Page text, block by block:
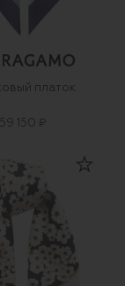
платок
59 150 ₽